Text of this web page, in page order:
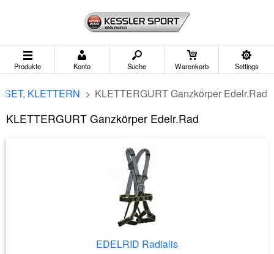
Produkte Konto Suche Warenkorb Settings
KLETTERN > KLETTERGURT Ganzkörper Edelr.Rad
KLETTERGURT Ganzkörper Edelr.Rad
EDELRID Radialis